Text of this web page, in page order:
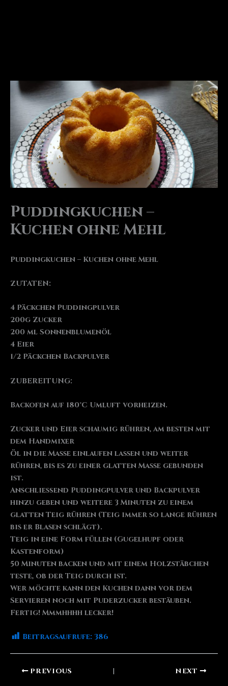
Puddingkuchen –
Kuchen ohne Mehl
Puddingkuchen – Kuchen ohne Mehl
ZUTATEN:
4 Päckchen Puddingpulver
200g Zucker
200 ml Sonnenblumenöl
4 Eier
1/2 Päckchen Backpulver
ZUBEREITUNG:
Backofen auf 180°C Umluft vorheizen.
Zucker und Eier schaumig rühren, am besten mit
dem Handmixer
Öl in die Masse einlaufen lassen und weiter
rühren, bis es zu einer glatten Masse gebunden
ist.
Anschließend Puddingpulver und Backpulver
hinzu geben und weitere 3 Minuten zu einem
glatten Teig rühren (Teig immer so lange rühren
bis er Blasen schlägt).
Teig in eine Form füllen (Gugelhupf oder
Kastenform)
50 Minuten backen und mit einem Holzstäbchen
teste, ob der Teig durch ist.
Wer möchte kann den Kuchen dann vor dem
Servieren noch mit Puderzucker bestäuben.
Fertig! Mmmhhhh lecker!
Beitragsaufrufe: 386
PREVIOUS NEXT